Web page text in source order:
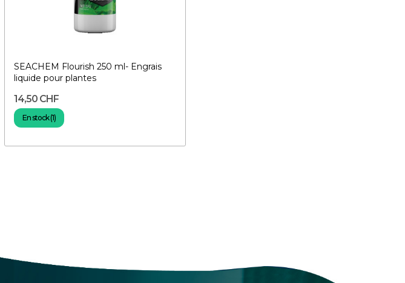
SEACHEM Flourish 250 ml- Engrais
liquide pour plantes
14,50 CHF
En stock (1)